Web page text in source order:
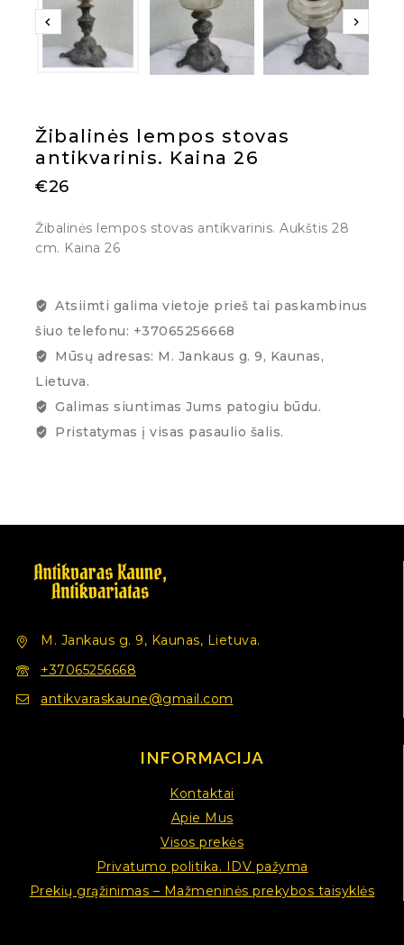
Žibalinės lempos stovas
antikvarinis. Kaina 26
€26
Žibalinės lempos stovas antikvarinis. Aukštis 28
cm. Kaina 26
Atsiimti galima vietoje prieš tai paskambinus
šiuo telefonu: +37065256668
Mūsų adresas: M. Jankaus g. 9, Kaunas,
Lietuva.
Galimas siuntimas Jums patogiu būdu.
Pristatymas į visas pasaulio šalis.
M. Jankaus g. 9, Kaunas, Lietuva.
+37065256668
antikvaraskaune@gmail.com
INFORMACIJA
Kontaktai
Apie Mus
Visos prekės
Privatumo politika. IDV pažyma
Prekių grąžinimas – Mažmeninės prekybos taisyklės